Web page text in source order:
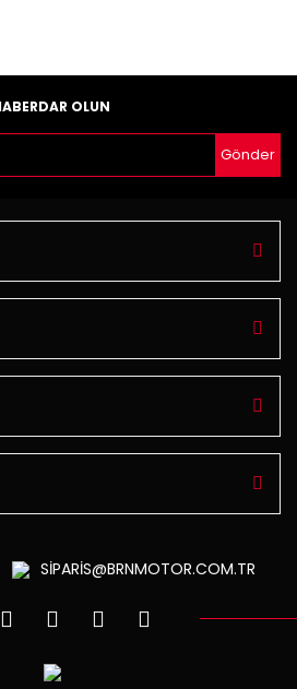
OLUN
Gönder
SİPARİS@BRNMOTOR.COM.TR